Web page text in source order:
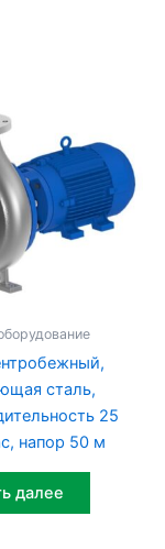
сталь,
25
напор 50 м
далее